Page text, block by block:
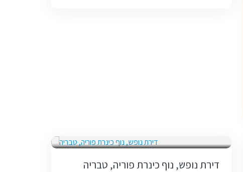
דירת נופש, נוף כינרת פוריה, טבריה